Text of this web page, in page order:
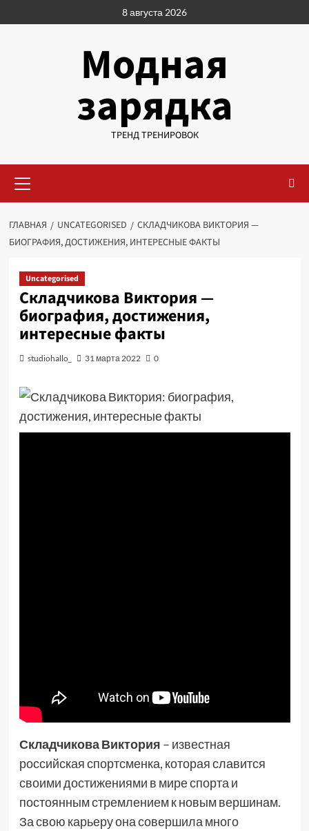
к
8 августа 2026
Модная
зарядка
ТРЕНД ТРЕНИРОВОК
меню
ГЛАВНАЯ UNCATEGORISED
СКЛАДЧИКОВА ВИКТОРИЯ —
БИОГРАФИЯ, ДОСТИЖЕНИЯ, ИНТЕРЕСНЫЕ ФАКТЫ
Uncategorised
Складчикова Виктория —
биография, достижения,
интересные факты
studiohallo_ 31 марта 2022 0
Складчикова Виктория – известная
российская спортсменка, которая славится
своими достижениями в мире спорта и
постоянным стремлением к новым вершинам.
За свою карьеру она совершила много